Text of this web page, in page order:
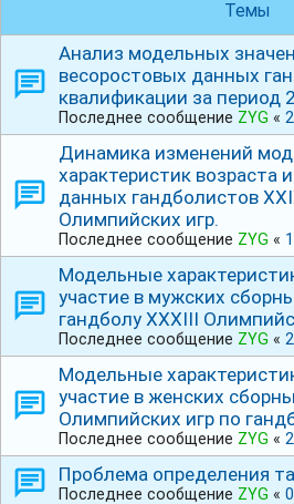
Темы
Анализ модельных
весоростовых данных
квалификации за период
Последнее сообщение ZYG «
Динамика изменений
характеристик возраста
данных гандболистов
Олимпийских игр.
Последнее сообщение ZYG «
Модельные
участие в мужских
гандболу ⅩⅩⅩⅠIⅠ
Последнее сообщение ZYG «
Модельные
участие в женских
Олимпийских игр по
Последнее сообщение ZYG «
Проблема определения
Последнее сообщение ZYG «